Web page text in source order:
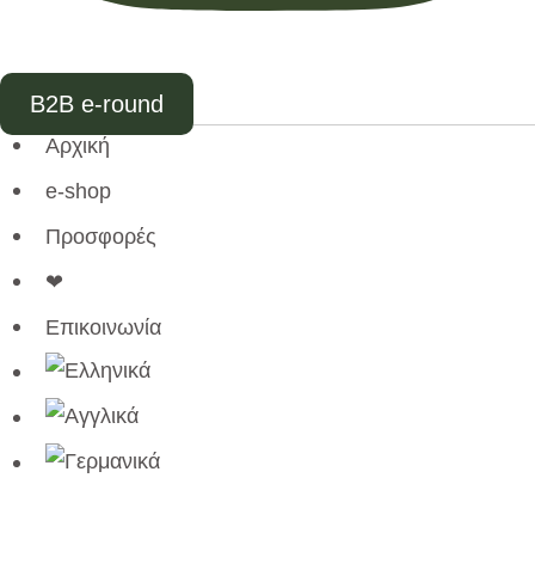
B2B e-round
Αρχική
e-shop
Προσφορές
❤
Επικοινωνία